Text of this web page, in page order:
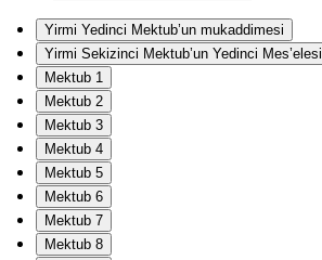
Yirmi Yedinci Mektub’un mukaddimesi
Yirmi Sekizinci Mektub’un Yedinci Mes’elesi
Mektub 1
Mektub 2
Mektub 3
Mektub 4
Mektub 5
Mektub 6
Mektub 7
Mektub 8